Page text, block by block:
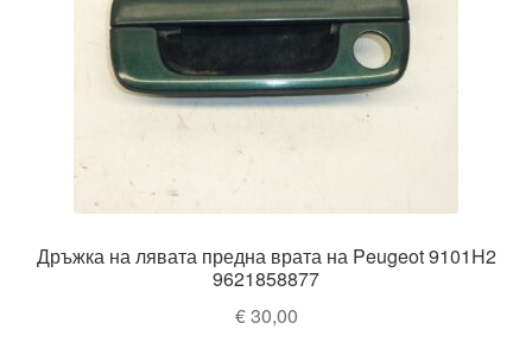
Дръжка на лявата предна врата на Peugeot 9101H2
9621858877
€30,00